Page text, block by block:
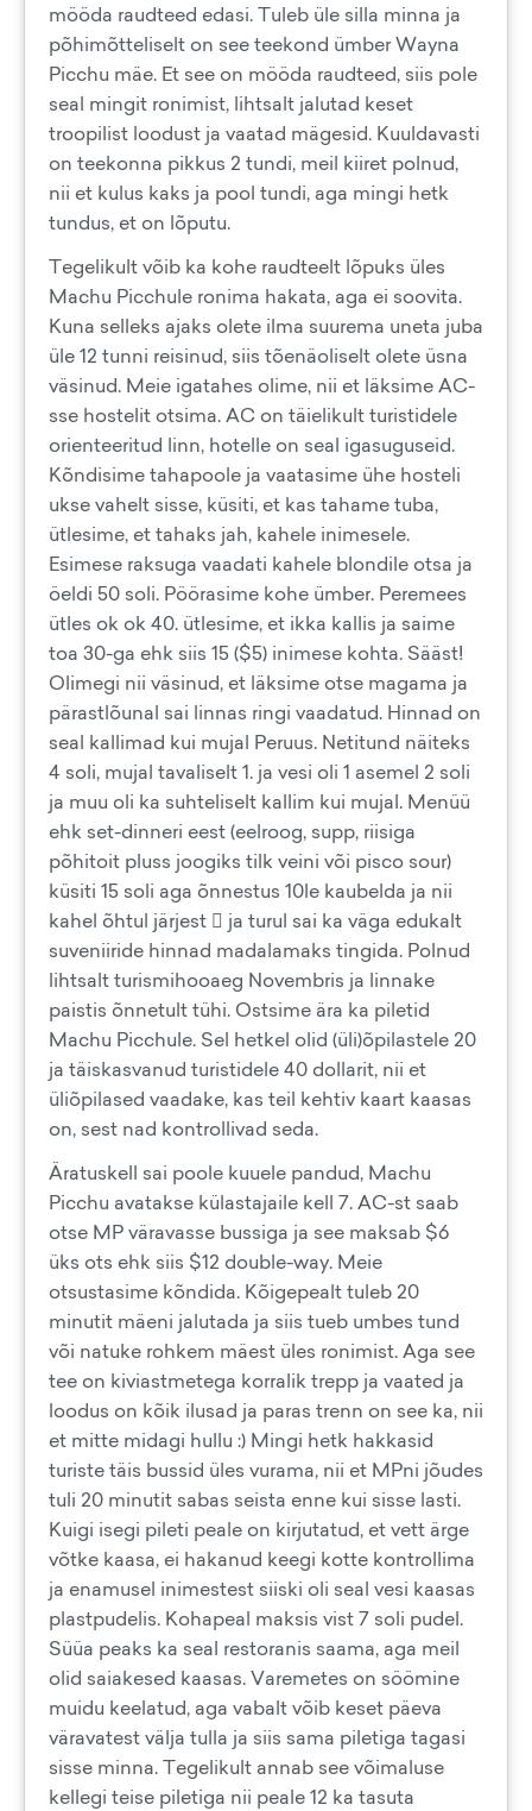
mööda raudteed edasi. Tuleb üle silla minna ja
põhimõtteliselt on see teekond ümber Wayna
Picchu mäe. Et see on mööda raudteed, siis pole
seal mingit ronimist, lihtsalt jalutad keset
troopilist loodust ja vaatad mägesid. Kuuldavasti
on teekonna pikkus 2 tundi, meil kiiret polnud,
nii et kulus kaks ja pool tundi, aga mingi hetk
tundus, et on lõputu.
Tegelikult võib ka kohe raudteelt lõpuks üles
Machu Picchule ronima hakata, aga ei soovita.
Kuna selleks ajaks olete ilma suurema uneta juba
üle 12 tunni reisinud, siis tõenäoliselt olete üsna
väsinud. Meie igatahes olime, nii et läksime AC-
sse hostelit otsima. AC on täielikult turistidele
orienteeritud linn, hotelle on seal igasuguseid.
Kõndisime tahapoole ja vaatasime ühe hosteli
ukse vahelt sisse, küsiti, et kas tahame tuba,
ütlesime, et tahaks jah, kahele inimesele.
Esimese raksuga vaadati kahele blondile otsa ja
öeldi 50 soli. Pöörasime kohe ümber. Peremees
ütles ok ok 40. ütlesime, et ikka kallis ja saime
toa 30-ga ehk siis 15 ($5) inimese kohta. Sääst!
Olimegi nii väsinud, et läksime otse magama ja
pärastlõunal sai linnas ringi vaadatud. Hinnad on
seal kallimad kui mujal Peruus. Netitund näiteks
4 soli, mujal tavaliselt 1. ja vesi oli 1 asemel 2 soli
ja muu oli ka suhteliselt kallim kui mujal. Menüü
ehk set-dinneri eest (eelroog, supp, riisiga
põhitoit pluss joogiks tilk veini või pisco sour)
küsiti 15 soli aga õnnestus 10le kaubelda ja nii
kahel õhtul järjest  ja turul sai ka väga edukalt
suveniiride hinnad madalamaks tingida. Polnud
lihtsalt turismihooaeg Novembris ja linnake
paistis õnnetult tühi. Ostsime ära ka piletid
Machu Picchule. Sel hetkel olid (üli)õpilastele 20
ja täiskasvanud turistidele 40 dollarit, nii et
üliõpilased vaadake, kas teil kehtiv kaart kaasas
on, sest nad kontrollivad seda.
Äratuskell sai poole kuuele pandud, Machu
Picchu avatakse külastajaile kell 7. AC-st saab
otse MP väravasse bussiga ja see maksab $6
üks ots ehk siis $12 double-way. Meie
otsustasime kõndida. Kõigepealt tuleb 20
minutit mäeni jalutada ja siis tueb umbes tund
või natuke rohkem mäest üles ronimist. Aga see
tee on kiviastmetega korralik trepp ja vaated ja
loodus on kõik ilusad ja paras trenn on see ka, nii
et mitte midagi hullu :) Mingi hetk hakkasid
turiste täis bussid üles vurama, nii et MPni jõudes
tuli 20 minutit sabas seista enne kui sisse lasti.
Kuigi isegi pileti peale on kirjutatud, et vett ärge
võtke kaasa, ei hakanud keegi kotte kontrollima
ja enamusel inimestest siiski oli seal vesi kaasas
plastpudelis. Kohapeal maksis vist 7 soli pudel.
Süüa peaks ka seal restoranis saama, aga meil
olid saiakesed kaasas. Varemetes on söömine
muidu keelatud, aga vabalt võib keset päeva
väravatest välja tulla ja siis sama piletiga tagasi
sisse minna. Tegelikult annab see võimaluse
kellegi teise piletiga nii peale 12 ka tasuta